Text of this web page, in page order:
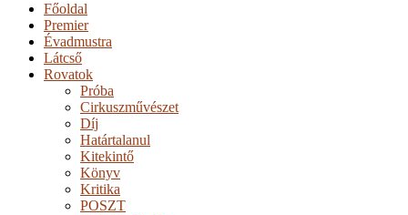
Főoldal
Premier
Évadmustra
Látcső
Rovatok
Próba
Cirkuszművészet
Díj
Határtalanul
Kitekintő
Könyv
Kritika
POSZT